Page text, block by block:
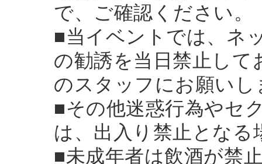
で、ご確認ください。
■当イベントでは、ネ
の勧誘を当日禁止し
のスタッフにお願いし
■その他迷惑行為やセ
は、出入り禁止となる
■未成年者は飲酒が禁